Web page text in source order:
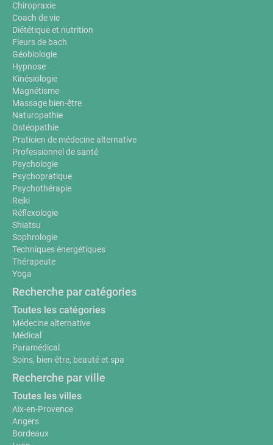
Chiropraxie
Coach de vie
Diététique et nutrition
Fleurs de bach
Géobiologie
Hypnose
Kinésiologie
Magnétisme
Massage bien-être
Naturopathie
Ostéopathie
Praticien de médecine alternative
Professionnel de santé
Psychologie
Psychopratique
Psychothérapie
Reiki
Réflexologie
Shiatsu
Sophrologie
Techniques énergétiques
Thérapeute
Yoga
Recherche par catégories
Toutes les catégories
Médecine alternative
Médical
Paramédical
Soins, bien-être, beauté et spa
Recherche par ville
Toutes les villes
Aix-en-Provence
Angers
Bordeaux